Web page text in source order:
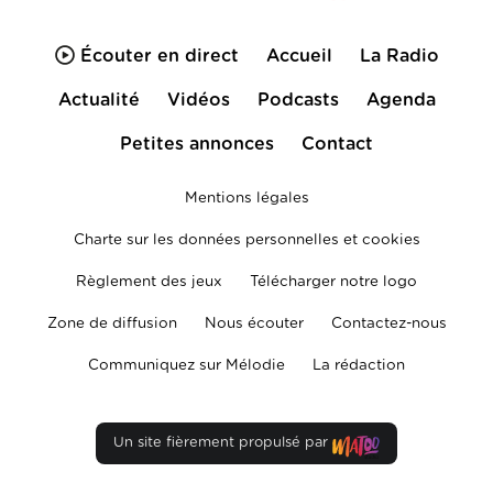
Écouter en direct Accueil La Radio
Actualité Vidéos Podcasts Agenda
Petites annonces Contact
Mentions légales
Charte sur les données personnelles et cookies
Règlement des jeux Télécharger notre logo
Zone de diffusion Nous écouter Contactez-nous
Communiquez sur Mélodie La rédaction
Un site fièrement propulsé par